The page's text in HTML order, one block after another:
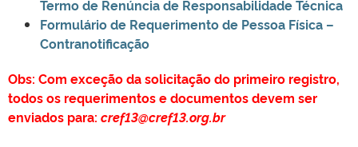
Termo de Renúncia de Responsabilidade Técnica
Formulário de Requerimento de Pessoa Física –
Contranotificação
Obs: Com exceção da solicitação do primeiro registro,
todos os requerimentos e documentos devem ser
enviados para: cref13@cref13.org.br